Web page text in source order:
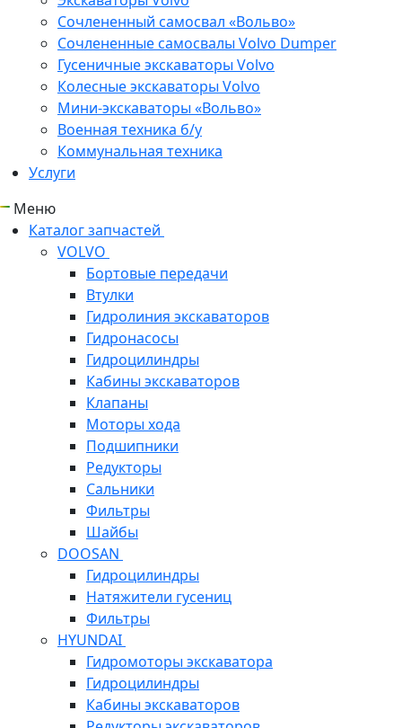
Сочлененный самосвал «Вольво»
Сочлененные самосвалы Volvo Dumper
Гусеничные экскаваторы Volvo
Колесные экскаваторы Volvo
Мини-экскаваторы «Вольво»
Военная техника б/у
Коммунальная техника
Услуги
Меню
Каталог запчастей
VOLVO
Бортовые передачи
Втулки
Гидролиния экскаваторов
Гидронасосы
Гидроцилиндры
Кабины экскаваторов
Клапаны
Моторы хода
Подшипники
Редукторы
Сальники
Фильтры
Шайбы
DOOSAN
Гидроцилиндры
Натяжители гусениц
Фильтры
HYUNDAI
Гидромоторы экскаватора
Гидроцилиндры
Кабины экскаваторов